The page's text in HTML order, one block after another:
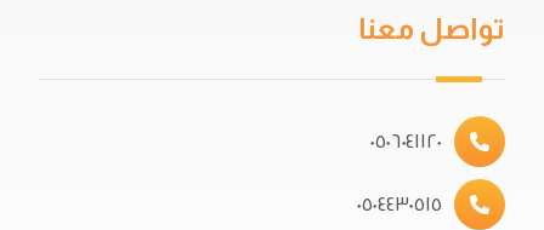
تواصل معنا
٠٥٠٦٠٤١١٢٠
٠٥٠٤٤٣٠٥١٥